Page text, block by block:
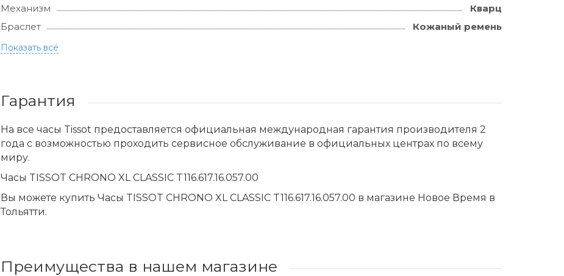
Механизм
Кварц
Браслет
Кожаный ремень
Показать всё
Гарантия
На все часы Tissot предоставляется официальная международная гарантия производителя 2
года с возможностью проходить сервисное обслуживание в официальных центрах по всему
миру.
Часы TISSOT CHRONO XL CLASSIC T116.617.16.057.00
Вы можете купить Часы TISSOT CHRONO XL CLASSIC T116.617.16.057.00 в магазине Новое Время в
Тольятти.
Преимущества в нашем магазине